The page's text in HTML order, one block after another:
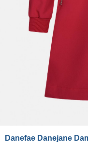
Danefae Danejane